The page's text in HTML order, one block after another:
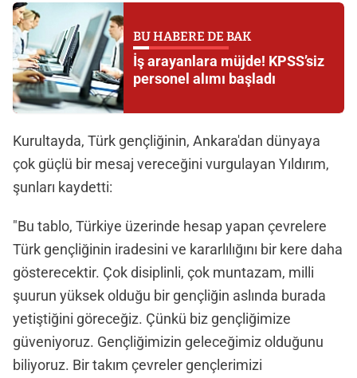
BU HABERE DE BAK
İş arayanlara müjde! KPSS’siz
personel alımı başladı
Kurultayda, Türk gençliğinin, Ankara'dan dünyaya
çok güçlü bir mesaj vereceğini vurgulayan Yıldırım,
şunları kaydetti:
"Bu tablo, Türkiye üzerinde hesap yapan çevrelere
Türk gençliğinin iradesini ve kararlılığını bir kere daha
gösterecektir. Çok disiplinli, çok muntazam, milli
şuurun yüksek olduğu bir gençliğin aslında burada
yetiştiğini göreceğiz. Çünkü biz gençliğimize
güveniyoruz. Gençliğimizin geleceğimiz olduğunu
biliyoruz. Bir takım çevreler gençlerimizi